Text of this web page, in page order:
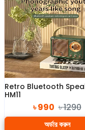
Retro Bluetooth
HM11
৳ 990 ৳ 1290
অর্ডার করুন